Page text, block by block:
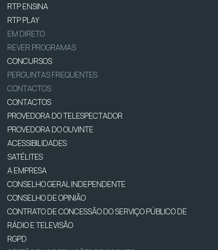
RTP ENSINA
RTP PLAY
EM DIRETO
REVER PROGRAMAS
CONCURSOS
PERGUNTAS FREQUENTES
CONTACTOS
CONTACTOS
PROVEDORA DO TELESPECTADOR
PROVEDORA DO OUVINTE
ACESSIBILIDADES
SATÉLITES
A EMPRESA
CONSELHO GERAL INDEPENDENTE
CONSELHO DE OPINIÃO
CONTRATO DE CONCESSÃO DO SERVIÇO PÚBLICO DE
RÁDIO E TELEVISÃO
RGPD